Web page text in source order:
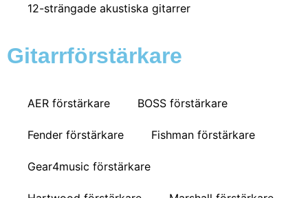
12-strängade akustiska gitarrer
Gitarrförstärkare
AER förstärkare BOSS förstärkare
Fender förstärkare Fishman förstärkare
Gear4music förstärkare